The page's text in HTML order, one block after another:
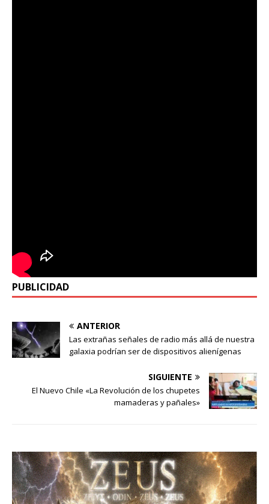
PUBLICIDAD
ANTERIOR
Las extrañas señales de radio más allá de nuestra
galaxia podrían ser de dispositivos alienígenas
SIGUIENTE
El Nuevo Chile «La Revolución de los chupetes
mamaderas y pañales»